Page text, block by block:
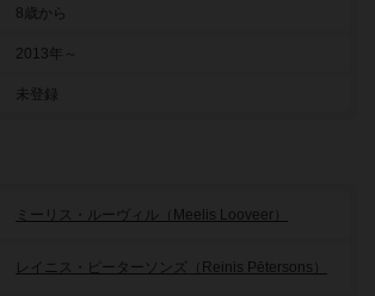
8歳から
2013年～
未登録
ミーリス・ルーヴィル（Meelis Looveer）
レイニス・ピーターソンズ（Reinis Pētersons）